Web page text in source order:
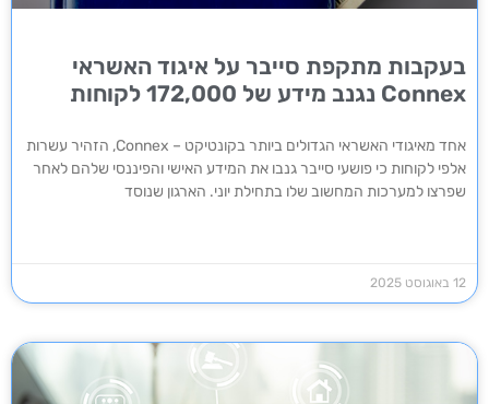
בעקבות מתקפת סייבר על איגוד האשראי
Connex נגנב מידע של 172,000 לקוחות
אחד מאיגודי האשראי הגדולים ביותר בקונטיקט – Connex, הזהיר עשרות
אלפי לקוחות כי פושעי סייבר גנבו את המידע האישי והפיננסי שלהם לאחר
שפרצו למערכות המחשוב שלו בתחילת יוני. הארגון שנוסד
12 באוגוסט 2025